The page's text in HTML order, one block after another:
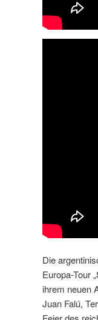
Die
Europa-Tour
ihrem neuen
Juan Falú,